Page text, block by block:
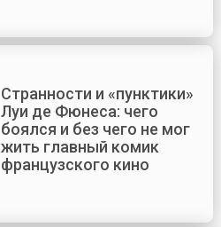
Странности и «пунктики»
Луи де Фюнеса: чего
боялся и без чего не мог
жить главный комик
французского кино